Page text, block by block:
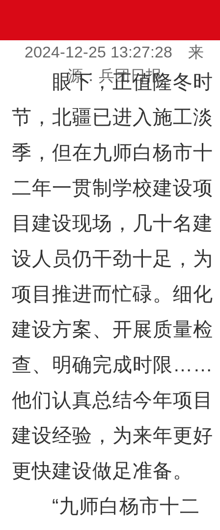
2024-12-25 13:27:28 来
源：兵团日报
眼下，正值隆冬时
节，北疆已进入施工淡
季，但在九师白杨市十
二年一贯制学校建设项
目建设现场，几十名建
设人员仍干劲十足，为
项目推进而忙碌。细化
建设方案、开展质量检
查、明确完成时限……
他们认真总结今年项目
建设经验，为来年更好
更快建设做足准备。
“九师白杨市十二